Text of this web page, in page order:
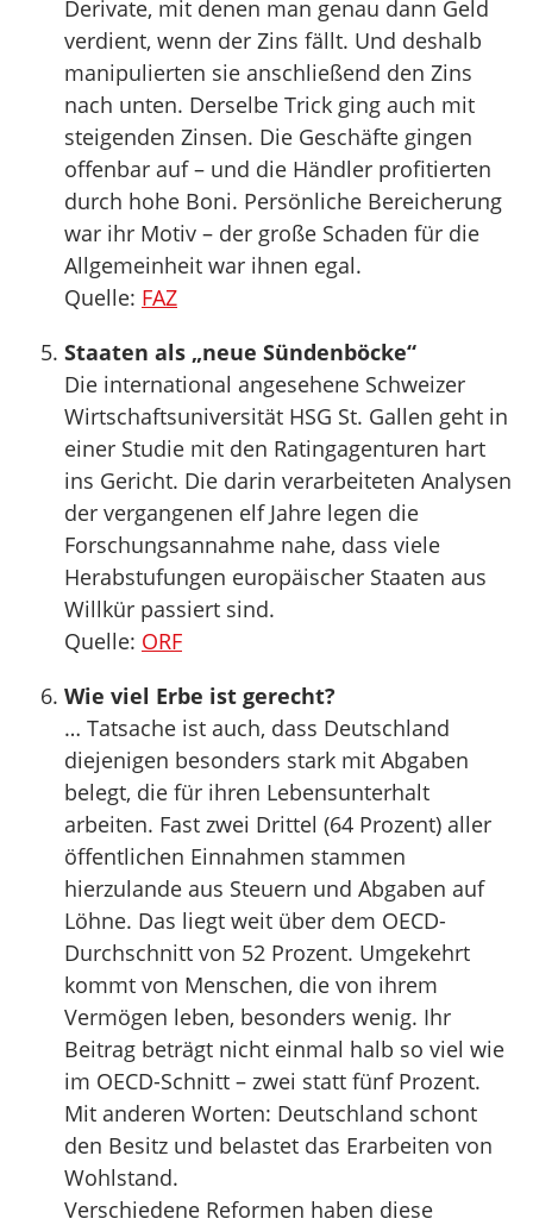
Derivate, mit denen man genau dann Geld
verdient, wenn der Zins fällt. Und deshalb
manipulierten sie anschließend den Zins
nach unten. Derselbe Trick ging auch mit
steigenden Zinsen. Die Geschäfte gingen
offenbar auf – und die Händler profitierten
durch hohe Boni. Persönliche Bereicherung
war ihr Motiv – der große Schaden für die
Allgemeinheit war ihnen egal.
Quelle: FAZ
Staaten als „neue Sündenböcke“
Die international angesehene Schweizer
Wirtschaftsuniversität HSG St. Gallen geht in
einer Studie mit den Ratingagenturen hart
ins Gericht. Die darin verarbeiteten Analysen
der vergangenen elf Jahre legen die
Forschungsannahme nahe, dass viele
Herabstufungen europäischer Staaten aus
Willkür passiert sind.
Quelle: ORF
Wie viel Erbe ist gerecht?
… Tatsache ist auch, dass Deutschland
diejenigen besonders stark mit Abgaben
belegt, die für ihren Lebensunterhalt
arbeiten. Fast zwei Drittel (64 Prozent) aller
öffentlichen Einnahmen stammen
hierzulande aus Steuern und Abgaben auf
Löhne. Das liegt weit über dem OECD-
Durchschnitt von 52 Prozent. Umgekehrt
kommt von Menschen, die von ihrem
Vermögen leben, besonders wenig. Ihr
Beitrag beträgt nicht einmal halb so viel wie
im OECD-Schnitt – zwei statt fünf Prozent.
Mit anderen Worten: Deutschland schont
den Besitz und belastet das Erarbeiten von
Wohlstand.
Verschiedene Reformen haben diese